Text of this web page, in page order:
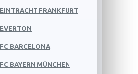
EINTRACHT FRANKFURT
EVERTON
FC BARCELONA
FC BAYERN MÜNCHEN